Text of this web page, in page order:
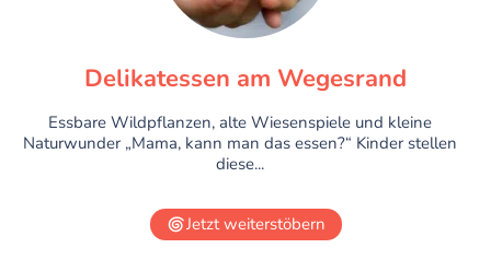
Delikatessen am Wegesrand
Essbare Wildpflanzen, alte Wiesenspiele und kleine
Naturwunder „Mama, kann man das essen?“ Kinder stellen
diese...
Jetzt weiterstöbern